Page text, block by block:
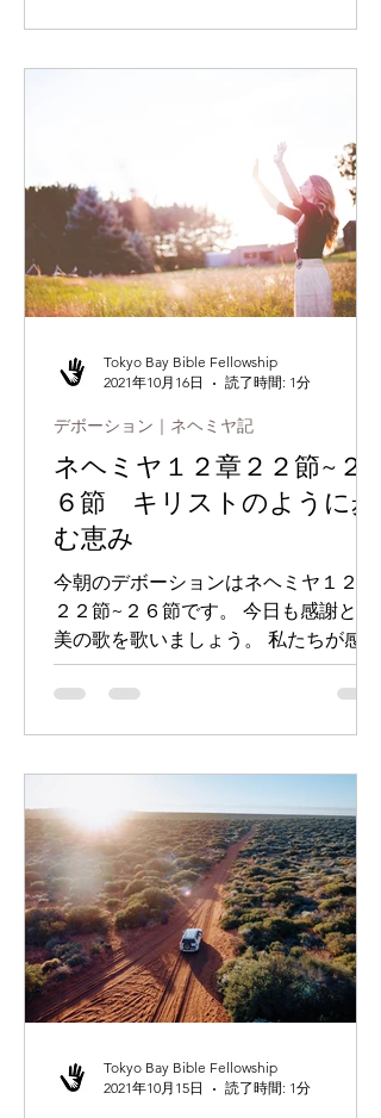
サロニケ５章１８節）私たちが厳し
ネヘミヤ１２章２２節~２
６節 キリストのように歩
む恵み
今朝のデボーションはネヘミヤ１２章
２２節~２６節です。 今日も感謝と賛
美の歌を歌いましょう。 私たちが感謝
するのは、与えられた後も含まれます
が、与えられ、受け取る前に感謝する
サロニケ５章１８節）私たちが厳し
い...
デボーション｜ネヘミヤ記
Tokyo Bay Bible Fellowship
2021年10月16日
読了時間: 1分
Tokyo Bay Bible Fellowship
2021年10月15日
読了時間: 1分